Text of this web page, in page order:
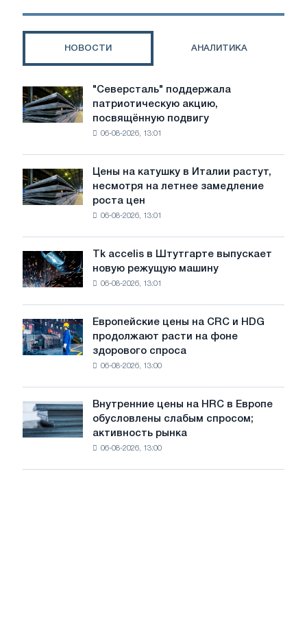
производителей
НОВОСТИ АНАЛИТИКА
"Северсталь"
поддержала
патриотическую
советской
авиации
Великой
Отечественной
войны
"Северсталь" поддержала
патриотическую акцию,
посвящённую подвигу
06-08-2026, 13:01
Цены
на
катушку
несмотря
на
замедление
роста
цен
Цены на катушку в Италии растут,
несмотря на летнее замедление
роста цен
06-08-2026, 13:01
Tk
accelis
в
новую
режущую
Tk accelis в Штутгарте выпускает
новую режущую машину
06-08-2026, 13:01
Европейские
цены
на
продолжают
расти
здорового
Европейские цены на CRC и HDG
продолжают расти на фоне
здорового спроса
06-08-2026, 13:00
Внутренние
цены
на
Внутренние цены на HRC в Европе
обусловлены слабым спросом;
активность рынка
06-08-2026, 13:00